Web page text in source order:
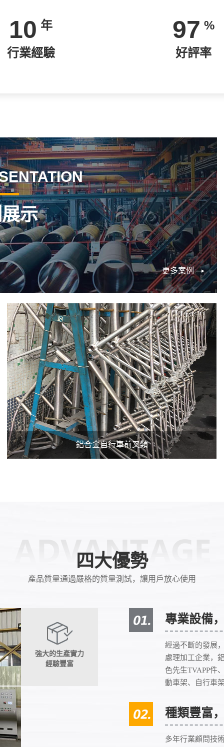
10 年
行業經驗
97 %
好評率
示
更多案例
鋁合金自行車前叉類
四大優勢
產品質量通過嚴格的質量測試，讓用戶放心使用
強大的生產實力
經驗豐富
專業設備
經過不斷的發展
處理加工企業，
色先生TVAPP件
動車架、自行車
種類豐富
多年行業顧問技